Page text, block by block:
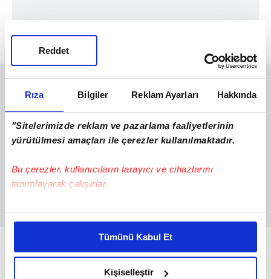
Rıza Bilgiler Reklam Ayarları Hakkında
"Sitelerimizde reklam ve pazarlama faaliyetlerinin
yürütülmesi amaçları ile çerezler kullanılmaktadır.
Bu çerezler, kullanıcıların tarayıcı ve cihazlarını
tanımlayarak çalışırlar.
Bu çerezlere izin vermeniz halinde sizlere özel
daha iyi reklam deneyimi yaşatabiliriz. Bunu yaparken
amacımızın size daha iyi bir reklam deneyimi sunmak
olduğunu ve sizlere en iyi içerikleri sunabilmek adına
Tümünü Kabul Et
Kişiselleştir
Reddet
ALİAĞA LİMANI LİSTEYE 91. SIRADAN
GİRDİ